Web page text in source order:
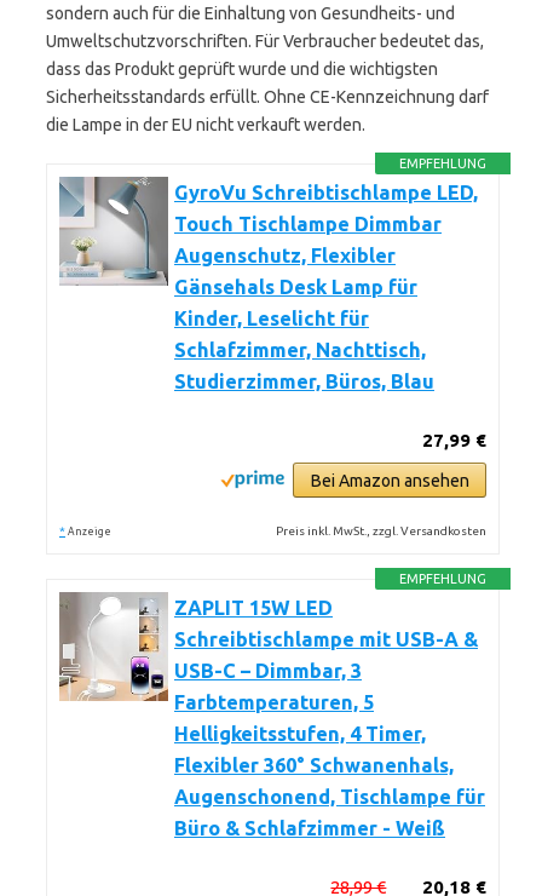
sondern auch für die Einhaltung von Gesundheits- und
Umweltschutzvorschriften. Für Verbraucher bedeutet das,
dass das Produkt geprüft wurde und die wichtigsten
Sicherheitsstandards erfüllt. Ohne CE-Kennzeichnung darf
die Lampe in der EU nicht verkauft werden.
EMPFEHLUNG
GyroVu Schreibtischlampe LED,
Touch Tischlampe Dimmbar
Augenschutz, Flexibler
Gänsehals Desk Lamp für
Kinder, Leselicht für
Schlafzimmer, Nachttisch,
Studierzimmer, Büros, Blau
27,99 €
Bei Amazon ansehen
* Anzeige Preis inkl. MwSt., zzgl. Versandkosten
EMPFEHLUNG
ZAPLIT 15W LED
Schreibtischlampe mit USB-A &
USB-C – Dimmbar, 3
Farbtemperaturen, 5
Helligkeitsstufen, 4 Timer,
Flexibler 360° Schwanenhals,
Augenschonend, Tischlampe für
Büro & Schlafzimmer - Weiß
20,18 €
28,99 €